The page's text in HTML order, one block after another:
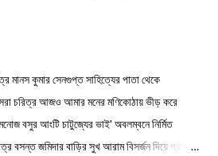
মানস কুমার সেনগুপ্ত সাহিত্যের পাতা থেকে
চরিত্র আজও আমার মনের মণিকোঠায় ভীড় করে
বসুর আংটি চাটুজ্যের ভাই' অবলম্বনে নির্মিত
বসন্ত জমিদার বাড়ির সুখ আরাম বিসর্জন দিয়ে গ্রামের